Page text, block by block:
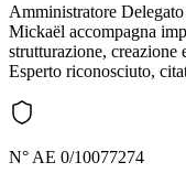
Amministratore
Mickaël accompagna
strutturazione, creazione
Esperto riconosciuto,
N° AE 0/10077274